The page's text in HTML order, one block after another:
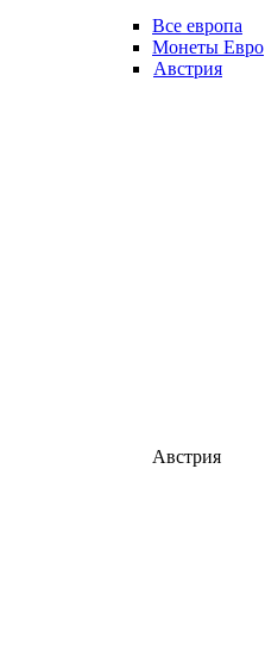
Все европа
Монеты Евро
Австрия
Австрия